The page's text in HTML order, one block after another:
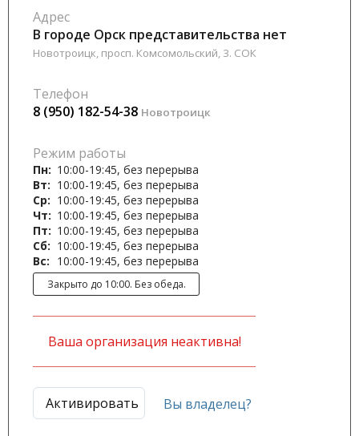
Адрес
В городе Орск представительства нет
Новотроицк, просп. Комсомольский, 3. СОК
Телефон
8 (950) 182-54-38 Новотроицк
Режим работы
Пн: 10:00-19:45, без перерыва
Вт: 10:00-19:45, без перерыва
Ср: 10:00-19:45, без перерыва
Чт: 10:00-19:45, без перерыва
Пт: 10:00-19:45, без перерыва
Сб: 10:00-19:45, без перерыва
Вс: 10:00-19:45, без перерыва
Закрыто до 10:00. Без обеда.
Ваша организация неактивна!
Активировать Вы владелец?